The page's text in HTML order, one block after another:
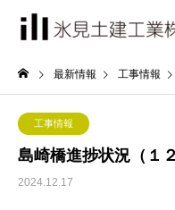
最新情報 工事情報
工事情報
島崎橋進捗状況（１
2024.12.17